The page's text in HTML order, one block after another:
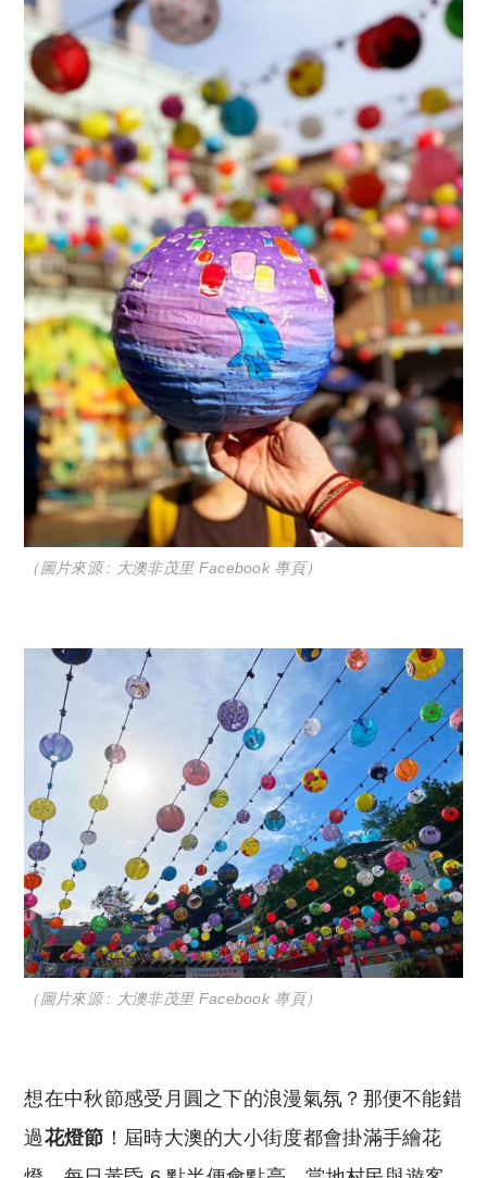
（圖片來源 : 大澳非茂里 Facebook 專頁）
（圖片來源 : 大澳非茂里 Facebook 專頁）
想在中秋節感受月圓之下的浪漫氣氛？那便不能錯
過花燈節 ！屆時大澳的大小街度都會掛滿手繪花